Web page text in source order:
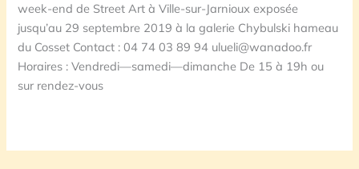
week-end de Street Art à Ville-sur-Jarnioux exposée
jusqu’au 29 septembre 2019 à la galerie Chybulski hameau
du Cosset Contact : 04 74 03 89 94 ulueli@wanadoo.fr
Horaires : Vendredi—samedi—dimanche De 15 à 19h ou
sur rendez-vous